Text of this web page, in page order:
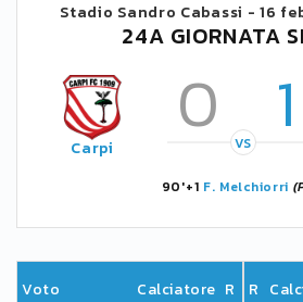
Stadio Sandro Cabassi -16
24A GIORNATA
Carpi 0 1
VS
90'+1 F. Melchiorri
Voto Calciatore R R